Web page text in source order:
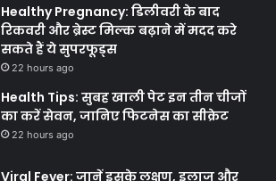
Healthy Pregnancy: डिलीवरी के बाद
रिकवरी और ब्रेस्ट मिल्क बढ़ाने में मदद करे
सकते हैं ये सुपरफूड्स
22 hours ago
Health Tips: सुबह खाली पेट इन तीन चीजों
का करें सेवन, जानिए फिटनेस का सीक्रेट
22 hours ago
Viral Fever: जानें इसके लक्षण, इलाज और